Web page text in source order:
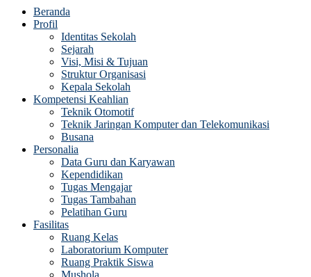
Beranda
Profil
Identitas Sekolah
Sejarah
Visi, Misi & Tujuan
Struktur Organisasi
Kepala Sekolah
Kompetensi Keahlian
Teknik Otomotif
Teknik Jaringan Komputer dan Telekomunikasi
Busana
Personalia
Data Guru dan Karyawan
Kependidikan
Tugas Mengajar
Tugas Tambahan
Pelatihan Guru
Fasilitas
Ruang Kelas
Laboratorium Komputer
Ruang Praktik Siswa
Mushola